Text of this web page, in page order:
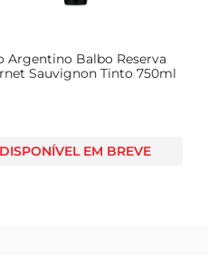
Vinho Nacional O Gaúcho Tinto
Suave 1.481ml
DISPONÍVEL EM BREVE